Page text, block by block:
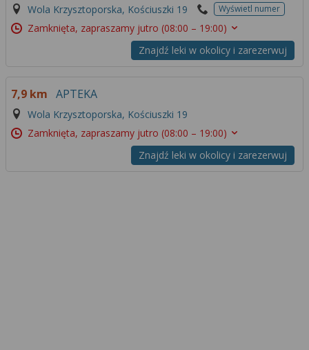
Wola Krzysztoporska, Kościuszki 19 Wyświetl numer
Zamknięta, zapraszamy jutro (08:00 – 19:00)
Znajdź leki w okolicy i zarezerwuj
7,9 km APTEKA
Wola Krzysztoporska, Kościuszki 19
Zamknięta, zapraszamy jutro (08:00 – 19:00)
Znajdź leki w okolicy i zarezerwuj